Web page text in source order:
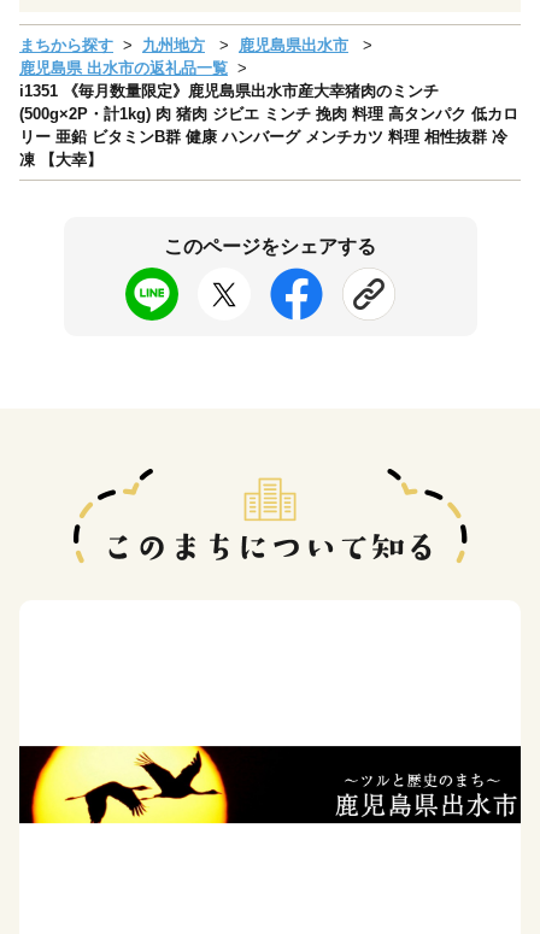
まちから探す 九州地方
鹿児島県出水市
鹿児島県 出水市の返礼品一覧
i1351 《毎月数量限定》鹿児島県出水市産大幸猪肉のミンチ
(500g×2P・計1kg) 肉 猪肉 ジビエ ミンチ 挽肉 料理 高タンパク 低カロ
リー 亜鉛 ビタミンB群 健康 ハンバーグ メンチカツ 料理 相性抜群 冷
凍 【大幸】
このページをシェアする